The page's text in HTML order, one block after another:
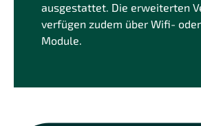
ausgestattet. Die erweiterten
verfügen zudem über Wifi- oder
Module.